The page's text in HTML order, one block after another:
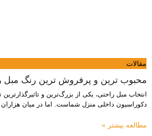
مقالات
محبوب ترین و پرفروش ترین رنگ مبل
انتخاب مبل راحتی، یکی از بزرگ‌ترین و
دکوراسیون داخلی منزل شماست. اما در میان
مطالعه بیشتر »